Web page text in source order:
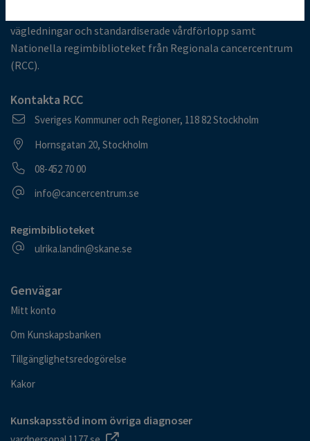
vägledningar och standardiserade vårdförlopp samt
Nationella regimbiblioteket från Regionala cancercentrum
(RCC).
Kontakta RCC
Postadress
Sveriges Kommuner och Regioner, 118 82 Stockholm
Besöksadress
Hornsgatan 20, Stockholm
Telefonnummer
08-452 70 00
E-postadress
info@cancercentrum.se
Regimbiblioteket
E-postadress
ulrika.landin@skane.se
Genvägar
Mitt konto
Om Kunskapsbanken
Tillgänglighetsredogörelse
Kakor
Kunskapsstöd inom övriga diagnoser